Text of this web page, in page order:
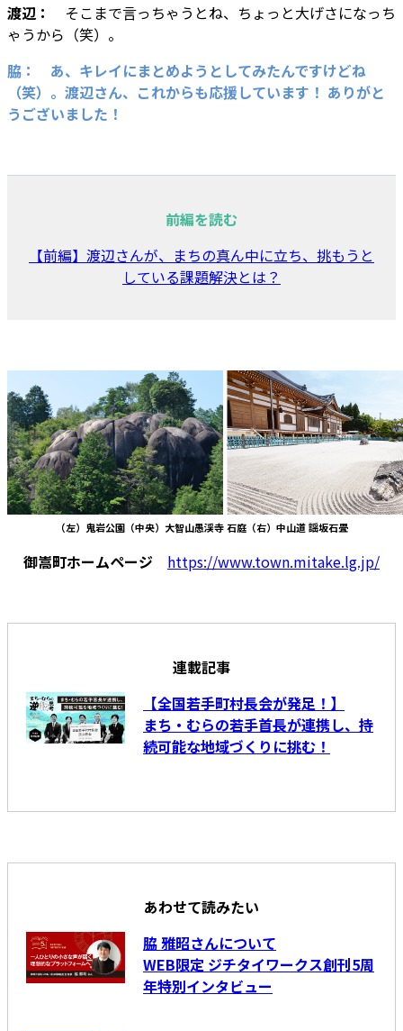
渡辺： そこまで言っちゃうとね、ちょっと大げさになっち
ゃうから（笑）。
脇： あ、キレイにまとめようとしてみたんですけどね
（笑）。渡辺さん、これからも応援しています！ ありがと
うございました！
前編を読む
【前編】渡辺さんが、まちの真ん中に立ち、挑もうと
している課題解決とは？
（左）鬼岩公園（中央）大智山愚渓寺 石庭（右）中山道 謡坂石畳
御嵩町ホームページ https://www.town.mitake.lg.jp/
連載記事
【全国若手町村長会が発足！】
まち・むらの若手首長が連携し、持
続可能な地域づくりに挑む！
あわせて読みたい
脇 雅昭さんについて
WEB限定 ジチタイワークス創刊5周
年特別インタビュー